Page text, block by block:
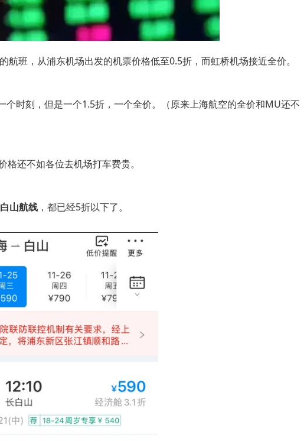
的航班，从浦东机场出发的机票价格低至0.5折，而虹桥机场接近全价。
个时刻，但是一个1.5折，一个全价。（原来上海航空的全价和MU还不
格还不如各位去机场打车费贵。
山航线 ，都已经5折以下了。